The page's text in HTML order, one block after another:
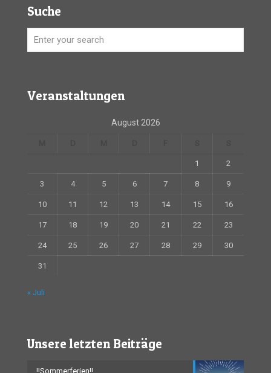
Suche
Veranstaltungen
August 2026
1 2
3 4 5 6 7 8 9
10 11 12 13 14 15 16
17 18 19 20 21 22 23
24 25 26 27 28 29 30
31
« Juli
Unsere letzten Beiträge
!!Sommerferien!!